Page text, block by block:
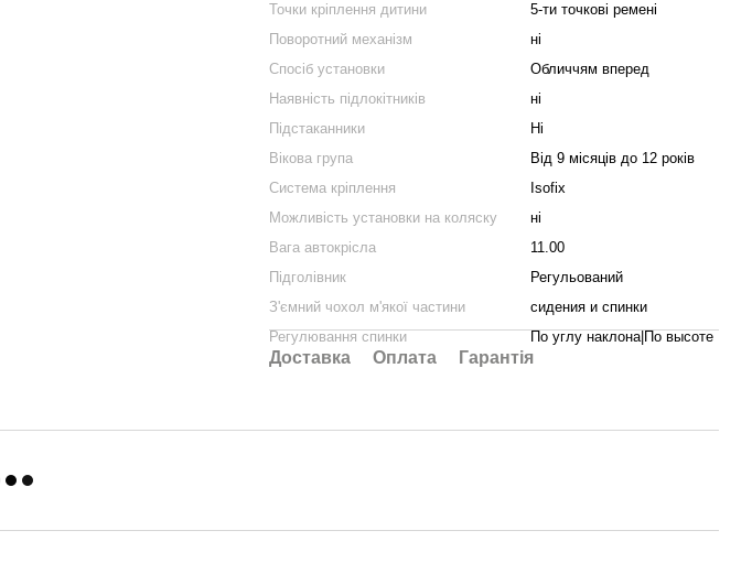
Точки кріплення дитини
5-ти точкові ремені
Поворотний механізм
ні
Спосіб установки
Обличчям вперед
Наявність підлокітників
ні
Підстаканники
Ні
Вікова група
Від 9 місяців до 12 років
Система кріплення
Isofix
Можливість установки на коляску
ні
Вага автокрісла
11.00
Підголівник
Регульований
З'ємний чохол м'якої частини
сидения и спинки
Регулювання спинки
По углу наклона|По высоте
Доставка Оплата Гарантія